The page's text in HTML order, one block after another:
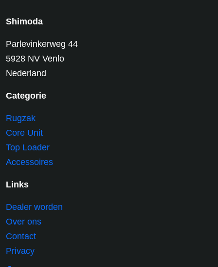
Shimoda
Parlevinkerweg 44
5928 NV Venlo
Nederland
Categorie
Rugzak
Core Unit
Top Loader
Accessoires
Links
Dealer worden
Over ons
Contact
Privacy